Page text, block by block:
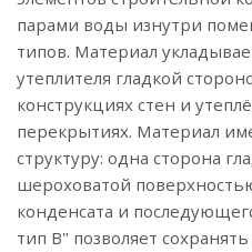
парами воды изнутри
типов. Материал
утеплителя гладкой
конструкциях стен и
перекрытиях. Материал
структуру: одна сторона
шероховатой
конденсата и
тип В" позволяет